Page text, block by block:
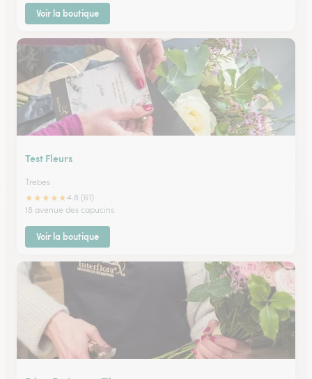
Voir la boutique
Test Fleurs
Trebes
★★★★★4.8 (61)
18 avenue des capucins
Voir la boutique